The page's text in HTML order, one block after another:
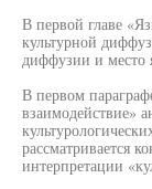
В первой главе
культурной
диффузии и место
В первом
взаимодействие»
рассматривается
интерпретации